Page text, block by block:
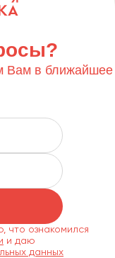
Вам в ближайшее
что ознакомился
данных